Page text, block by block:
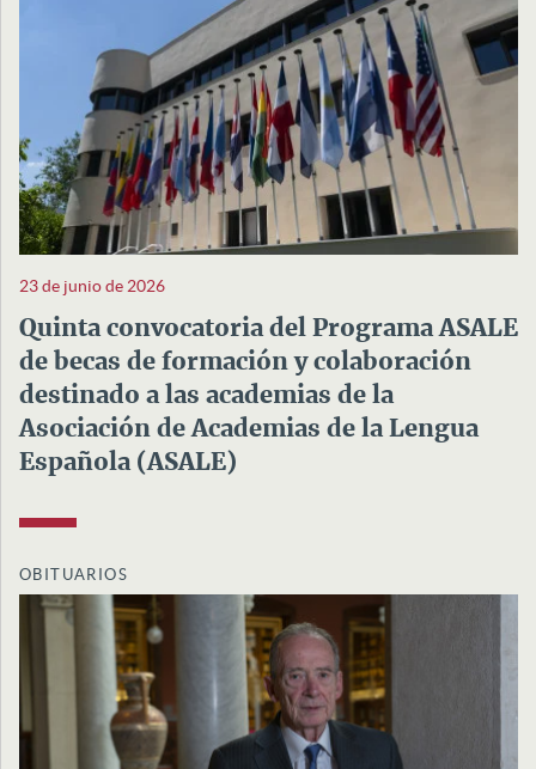
23 de junio de 2026
Quinta convocatoria del Programa ASALE
de becas de formación y colaboración
destinado a las academias de la
Asociación de Academias de la Lengua
Española (ASALE)
OBITUARIOS